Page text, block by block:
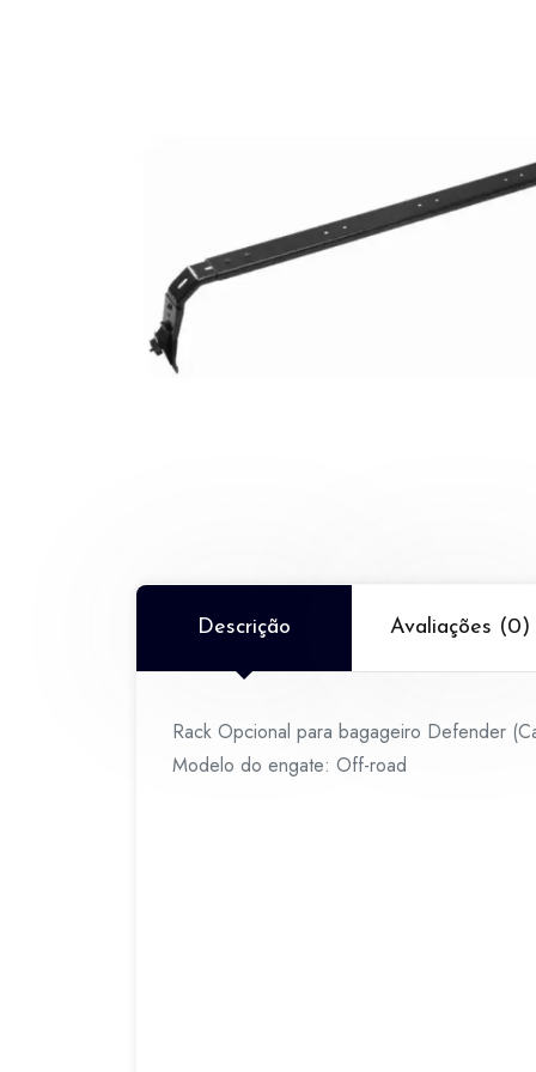
Descrição Avaliações (0)
Rack Opcional para bagageiro Defender
Modelo do engate: Off-road